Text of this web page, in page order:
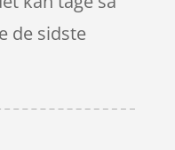
de sidste